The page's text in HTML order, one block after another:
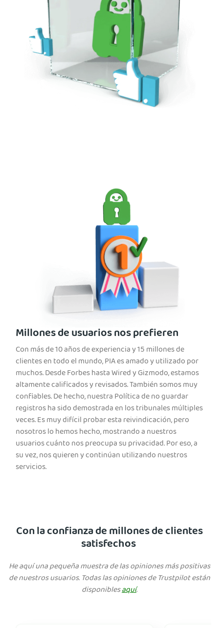
Millones de usuarios nos prefieren
Con más de 10 años de experiencia y 15 millones de
clientes en todo el mundo, PIA es amado y utilizado por
muchos. Desde Forbes hasta Wired y Gizmodo, estamos
altamente calificados y revisados. También somos muy
confiables. De hecho, nuestra Política de no guardar
registros ha sido demostrada en los tribunales múltiples
veces. Es muy difícil probar esta reivindicación, pero
nosotros lo hemos hecho, mostrando a nuestros
usuarios cuánto nos preocupa su privacidad. Por eso, a
su vez, nos quieren y continúan utilizando nuestros
servicios.
Con la confianza de millones de clientes
satisfechos
He aquí una pequeña muestra de las opiniones más positivas
de nuestros usuarios. Todas las opiniones de Trustpilot están
disponiblesaquí.